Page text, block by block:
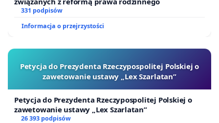
331 podpisów
Informacja o przejrzystości
Petycja do Prezydenta Rzeczypospolitej Polskiej o
zawetowanie ustawy „Lex Szarlatan”
Petycja do Prezydenta Rzeczypospolitej Polskiej o
zawetowanie ustawy „Lex Szarlatan”
26 393 podpisów